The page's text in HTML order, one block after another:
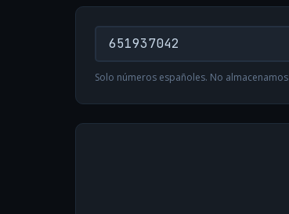
Solo números españoles. No